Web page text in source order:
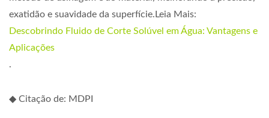
exatidão e suavidade da superfície.Leia Mais:
Descobrindo Fluido de Corte Solúvel em Água: Vantagens e
Aplicações
.
◆ Citação de: MDPI